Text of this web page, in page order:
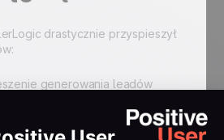
drastycznie przyspieszył
generowania leadów
edukacyjny dla sprzedawców